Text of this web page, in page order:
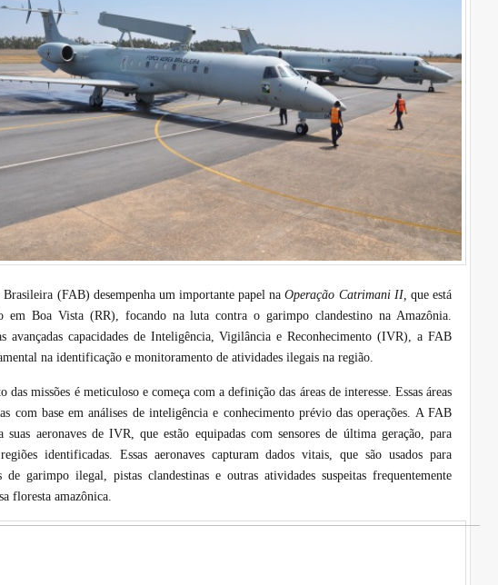
Brasileira (FAB) desempenha um importante papel naOperação Catrimani II, que está
em Boa Vista (RR), focando na luta contra o garimpo clandestino na Amazônia.
avançadas capacidades de Inteligência, Vigilância e Reconhecimento (IVR), a FAB
na identificação e monitoramento de atividades ilegais na região.
das missões é meticuloso e começa com a definição das áreas de interesse. Essas áreas
com base em análises de inteligência e conhecimento prévio das operações. A FAB
suas aeronaves de IVR, que estão equipadas com sensores de última geração, para
identificadas. Essas aeronaves capturam dados vitais, que são usados para
de garimpo ilegal, pistas clandestinas e outras atividades suspeitas frequentemente
floresta amazônica.